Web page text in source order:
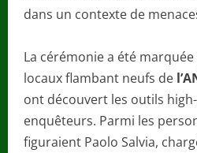
dans un contexte de
La cérémonie a été
locaux flambant neufs de
ont découvert les outils
enquêteurs. Parmi les
figuraient Paolo Salvia,